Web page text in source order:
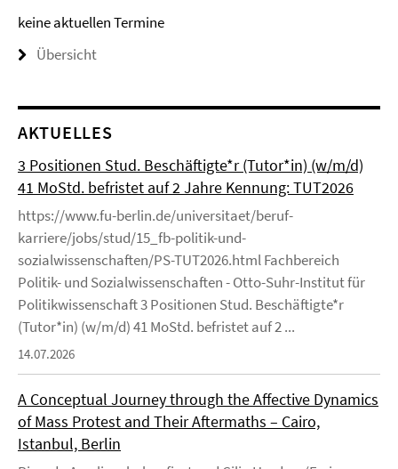
keine aktuellen Termine
Übersicht
AKTUELLES
3 Positionen Stud. Beschäftigte*r (Tutor*in) (w/m/d)
41 MoStd. befristet auf 2 Jahre Kennung: TUT2026
https://www.fu-berlin.de/universitaet/beruf-
karriere/jobs/stud/15_fb-politik-und-
sozialwissenschaften/PS-TUT2026.html Fachbereich
Politik- und Sozialwissenschaften - Otto-Suhr-Institut für
Politikwissenschaft 3 Positionen Stud. Beschäftigte*r
(Tutor*in) (w/m/d) 41 MoStd. befristet auf 2 ...
14.07.2026
A Conceptual Journey through the Affective Dynamics
of Mass Protest and Their Aftermaths – Cairo,
Istanbul, Berlin